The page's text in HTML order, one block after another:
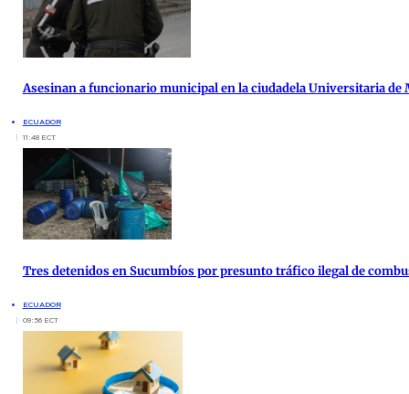
Asesinan a funcionario municipal en la ciudadela Universitaria de
ECUADOR
11:48 ECT
Tres detenidos en Sucumbíos por presunto tráfico ilegal de
ECUADOR
09:56 ECT